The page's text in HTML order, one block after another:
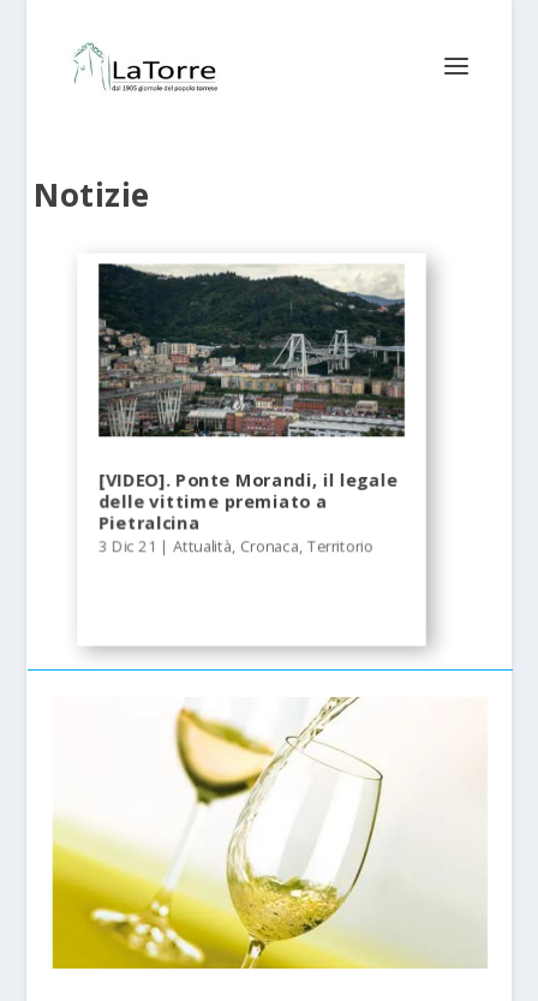
Notizie
[VIDEO]. Ponte Morandi, il legale
delle vittime premiato a
Pietralcina
3 Dic 21 |Attualità, Cronaca,Territorio